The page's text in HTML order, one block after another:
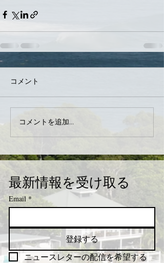
コメント
コメントを追加…
最新情報を受け取る
Email *
登録する
ニュースレターの配信を希望する